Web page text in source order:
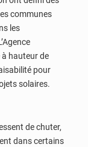
communes
les
hauteur de
pour
solaires.
de chuter,
dans certains